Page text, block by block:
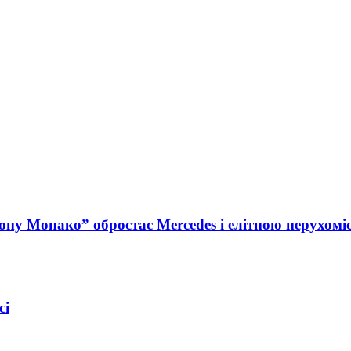
Монако” обростає Mercedes і елітною